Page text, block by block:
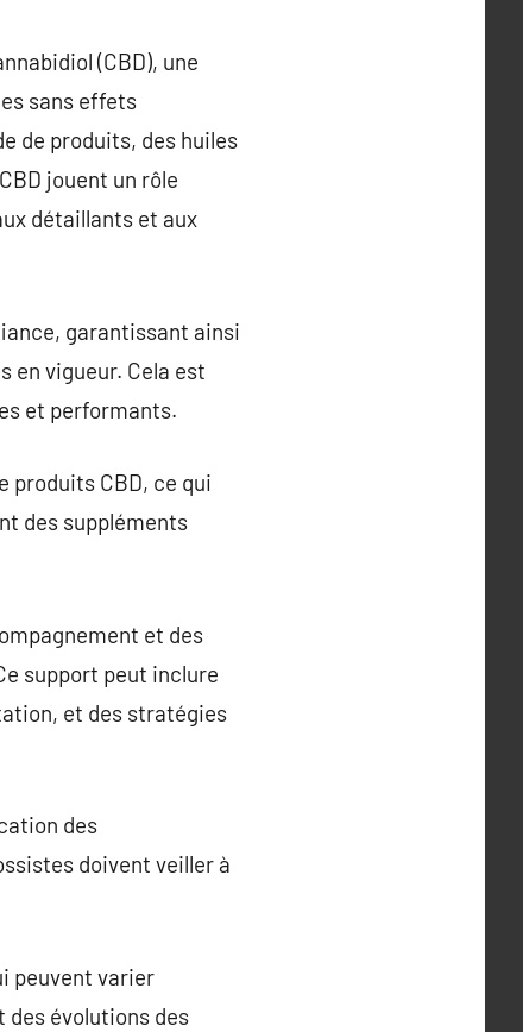
(CBD), une
sans effets
de produits, des huiles
jouent un rôle
détaillants et aux
garantissant ainsi
en vigueur. Cela est
et performants.
produits CBD, ce qui
des suppléments
et des
support peut inclure
et des stratégies
des
doivent veiller à
peuvent varier
évolutions des